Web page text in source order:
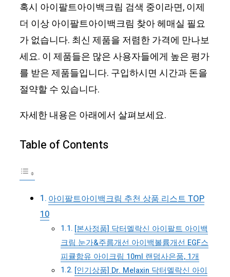
혹시 아이팔트아이백크림 검색 중이라면, 이제
더 이상 아이팔트아이백크림 찾아 헤매실 필요
가 없습니다. 최신 제품을 저렴한 가격에 만나보
세요. 이 제품들은 많은 사용자들에게 높은 평가
를 받은 제품들입니다. 구입하시면 시간과 돈을
절약할 수 있습니다.
자세한 내용은 아래에서 살펴보세요.
Table of Contents
아이팔트아이백크림 추천 상품 리스트 TOP
10
[본사정품] 닥터멜락신 아이팔트 아이백
크림 눈가&주름개선 아이백볼륨개선 EGF스
피큘함유 아이크림 10ml 랜덤사은품, 1개
[인기상품] Dr. Melaxin 닥터멜락신 아이